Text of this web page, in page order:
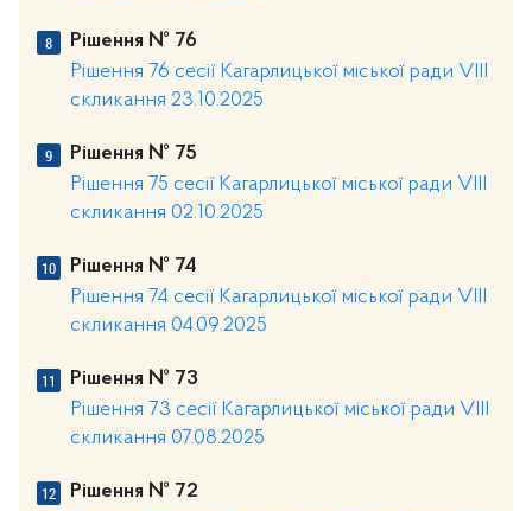
Рішення № 76
Рішення 76 сесії Кагарлицької міської ради VIII
скликання 23.10.2025
Рішення № 75
Рішення 75 сесії Кагарлицької міської ради VIII
скликання 02.10.2025
Рішення № 74
Рішення 74 сесії Кагарлицької міської ради VIII
скликання 04.09.2025
Рішення № 73
Рішення 73 сесії Кагарлицької міської ради VIII
скликання 07.08.2025
Рішення № 72